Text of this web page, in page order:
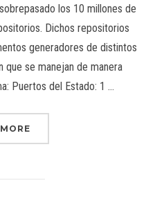
los 10 millones de
Dichos repositorios
generadores de distintos
se manejan de manera
Puertos del Estado: 1 …